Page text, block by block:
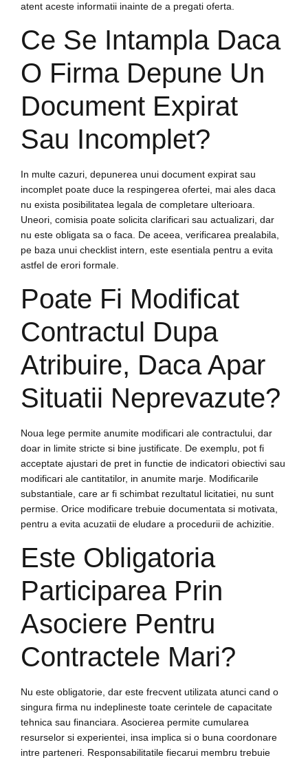
atent aceste informatii inainte de a pregati oferta.
Ce Se Intampla Daca
O Firma Depune Un
Document Expirat
Sau Incomplet?
In multe cazuri, depunerea unui document expirat sau
incomplet poate duce la respingerea ofertei, mai ales daca
nu exista posibilitatea legala de completare ulterioara.
Uneori, comisia poate solicita clarificari sau actualizari, dar
nu este obligata sa o faca. De aceea, verificarea prealabila,
pe baza unui checklist intern, este esentiala pentru a evita
astfel de erori formale.
Poate Fi Modificat
Contractul Dupa
Atribuire, Daca Apar
Situatii Neprevazute?
Noua lege permite anumite modificari ale contractului, dar
doar in limite stricte si bine justificate. De exemplu, pot fi
acceptate ajustari de pret in functie de indicatori obiectivi sau
modificari ale cantitatilor, in anumite marje. Modificarile
substantiale, care ar fi schimbat rezultatul licitatiei, nu sunt
permise. Orice modificare trebuie documentata si motivata,
pentru a evita acuzatii de eludare a procedurii de achizitie.
Este Obligatoria
Participarea Prin
Asociere Pentru
Contractele Mari?
Nu este obligatorie, dar este frecvent utilizata atunci cand o
singura firma nu indeplineste toate cerintele de capacitate
tehnica sau financiara. Asocierea permite cumularea
resurselor si experientei, insa implica si o buna coordonare
intre parteneri. Responsabilitatile fiecarui membru trebuie